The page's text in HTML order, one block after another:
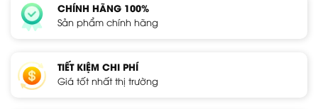
CHÍNH HÃNG 100%
Sản phẩm chính hãng
TIẾT KIỆM CHI PHÍ
Giá tốt nhất thị trường